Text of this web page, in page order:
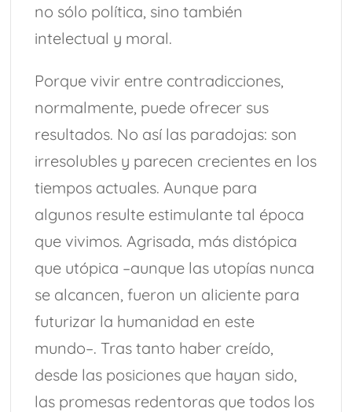
no sólo política, sino también
intelectual y moral.
Porque vivir entre contradicciones,
normalmente, puede ofrecer sus
resultados. No así las paradojas: son
irresolubles y parecen crecientes en los
tiempos actuales. Aunque para
algunos resulte estimulante tal época
que vivimos. Agrisada, más distópica
que utópica –aunque las utopías nunca
se alcancen, fueron un aliciente para
futurizar la humanidad en este
mundo–. Tras tanto haber creído,
desde las posiciones que hayan sido,
las promesas redentoras que todos los